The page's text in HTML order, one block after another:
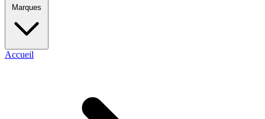
Marques
Accueil